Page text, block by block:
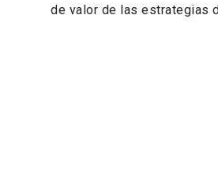
de valor de las estrategias